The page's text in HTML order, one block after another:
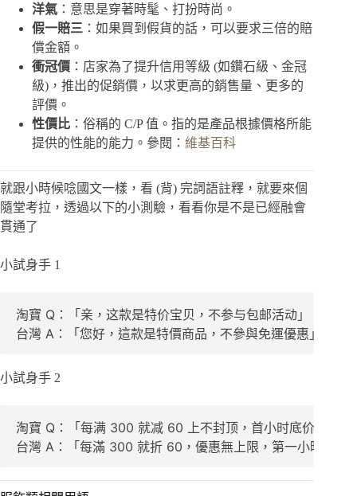
洋氣 ：意思是穿著時髦、打扮時尚。
假一賠三 ：如果買到假貨的話，可以要求三倍的賠
償金額。
衝冠價 ：店家為了提升信用等級 (如鑽石級、金冠
級)，推出的促銷價，以求更高的銷售量、更多的
評價。
性價比 ：俗稱的 C/P 值。指的是產品根據價格所能
提供的性能的能力。參閱： 維基百科
就跟小時候唸國文一樣，看 (背) 完詞語註釋，就要來個
隨堂考拉，透過以下的小測驗，看看你是不是已經融會
貫通了
小試身手 1
淘寶 Q：「亲，这款是特价宝贝，不参与包邮活动」
小試身手 2
淘寶 Q：「每满 300 就减 60 上不封顶，首小时底价之外打